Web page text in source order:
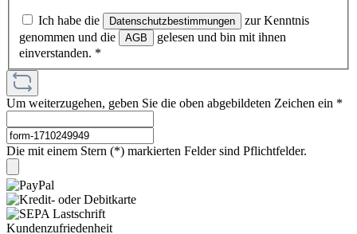
Ich habe die Datenschutzbestimmungen
zur Kenntnis
genommen und die
AGB
gelesen und bin mit ihnen
einverstanden. *
Um weiterzugehen, geben Sie die oben abgebildeten Zeichen ein *
Die mit einem Stern (*) markierten Felder sind Pflichtfelder.
Kundenzufriedenheit